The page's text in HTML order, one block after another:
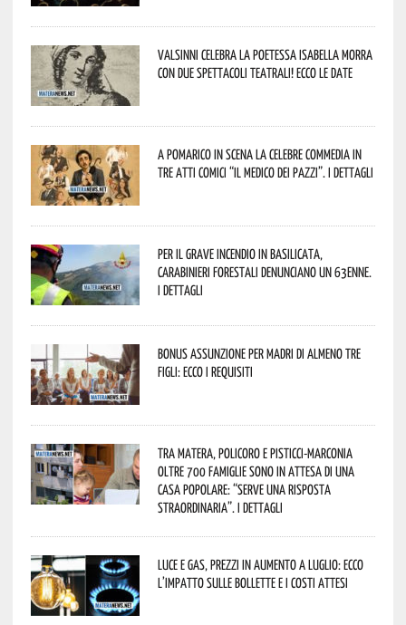
Valsinni celebra la poetessa Isabella Morra
con due spettacoli teatrali! Ecco le date
A Pomarico in scena la celebre commedia in
tre atti comici “Il medico dei pazzi”. I dettagli
Per il grave incendio in Basilicata,
Carabinieri forestali denunciano un 63enne.
I dettagli
Bonus assunzione per madri di almeno tre
figli: ecco i requisiti
Tra Matera, Policoro e Pisticci-Marconia
oltre 700 famiglie sono in attesa di una
casa popolare: “serve una risposta
straordinaria”. I dettagli
Luce e gas, prezzi in aumento a luglio: ecco
l’impatto sulle bollette e i costi attesi